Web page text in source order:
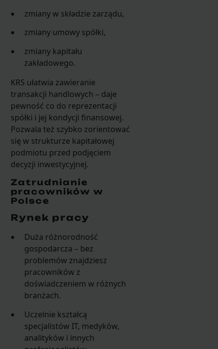
zmiany w składzie zarządu,
zmiany umowy spółki,
zmiany kapitału
zakładowego.
KRS ułatwia zawieranie
transakcji handlowych – daje
pewność co do reprezentacji
spółki i jej kondycji finansowej.
Pozwala też szybko zorientować
się w strukturze kapitałowej
podmiotu przed podjęciem
decyzji inwestycyjnej.
Zatrudnianie
pracowników w
Polsce
Rynek pracy
Duża różnorodność
gospodarcza – bez
problemów znajdziesz
pracowników z
doświadczeniem w różnych
branżach.
Uczelnie kształcą
specjalistów IT, medyków,
analityków i innych